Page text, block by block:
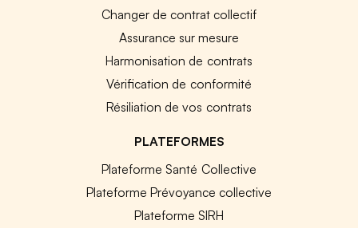
Changer de contrat collectif
Assurance sur mesure
Harmonisation de contrats
Vérification de conformité
Résiliation de vos contrats
PLATEFORMES
Plateforme Santé Collective
Plateforme Prévoyance collective
Plateforme SIRH